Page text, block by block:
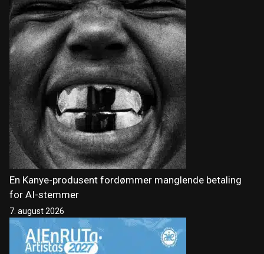
En Kanye-produsent fordømmer manglende betaling
for AI-stemmer
7. august 2026